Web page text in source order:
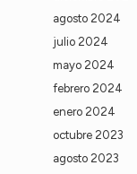
agosto 2024
julio 2024
mayo 2024
febrero 2024
enero 2024
octubre 2023
agosto 2023